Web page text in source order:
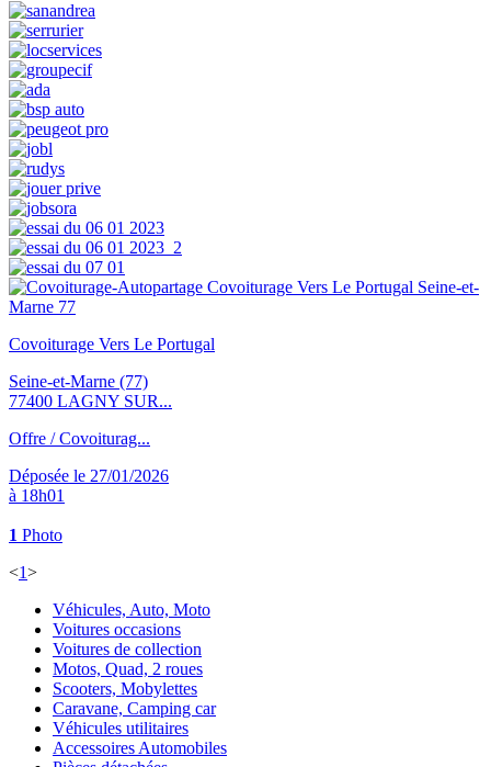
Covoiturage Vers Le Portugal
Seine-et-Marne (77)
77400 LAGNY SUR...
Offre / Covoiturag...
Déposée le 27/01/2026
à 18h01
1 Photo
<1>
Véhicules, Auto, Moto
Voitures occasions
Voitures de collection
Motos, Quad, 2 roues
Scooters, Mobylettes
Caravane, Camping car
Véhicules utilitaires
Accessoires Automobiles